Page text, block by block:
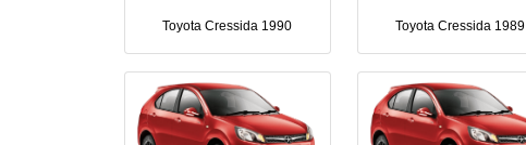
Toyota Cressida 1989
Toyota Cressida 1990